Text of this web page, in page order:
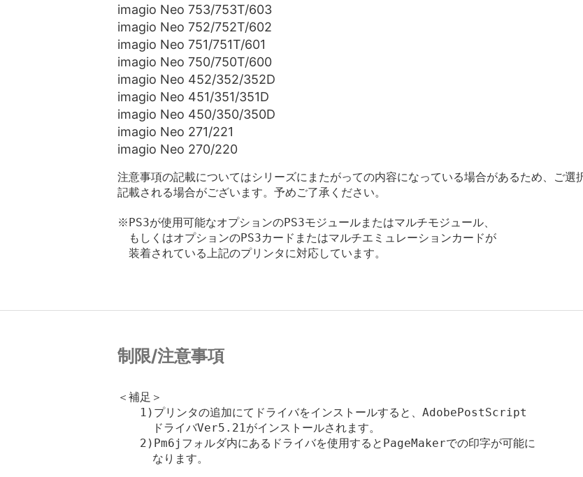
imagio Neo 753/753T/603
imagio Neo 752/752T/602
imagio Neo 751/751T/601
imagio Neo 750/750T/600
imagio Neo 452/352/352D
imagio Neo 451/351/351D
imagio Neo 450/350/350D
imagio Neo 271/221
imagio Neo 270/220
注意事項の記載についてはシリーズにまたがっての内容になっている場合があるため、ご
記載される場合がございます。予めご了承ください。
※PS3が使用可能なオプションのPS3モジュールまたはマルチモジュール、
もしくはオプションのPS3カードまたはマルチエミュレーションカードが
装着されている上記のプリンタに対応しています。
制限/注意事項
＜補足＞
1)プリンタの追加にてドライバをインストールすると、AdobePostScript
     ドライバVer5.21がインストールされます。
2)Pm6jフォルダ内にあるドライバを使用するとPageMakerでの印字が可能に
     なります。